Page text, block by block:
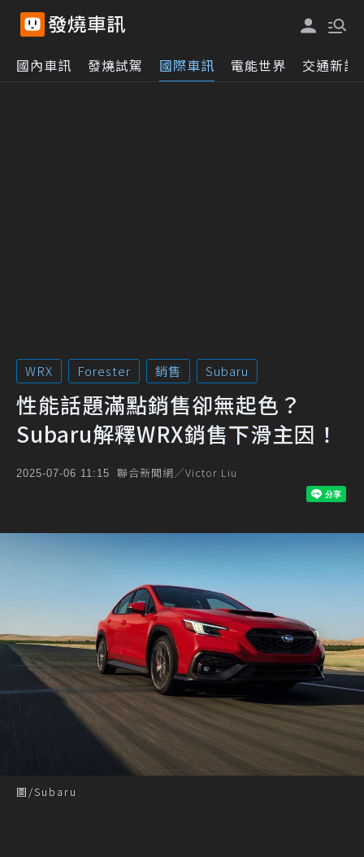
國內車訊 發燒試駕 國際車訊 電能世界 交通新訊
WRX Forester 銷售 Subaru
性能話題滿點銷售卻無起色？
Subaru解釋WRX銷售下滑主因！
2025-07-06 11:15 聯合新聞網／Victor Liu
圖/Subaru